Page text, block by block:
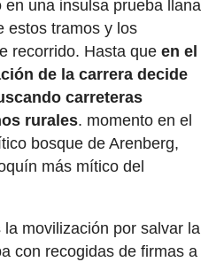
una insulsa prueba llana
estos tramos y los
recorrido. Hasta que en el
de la carrera decide
carreteras
rurales. momento en el
bosque de Arenberg,
más mítico del
movilización por salvar la
con recogidas de firmas a